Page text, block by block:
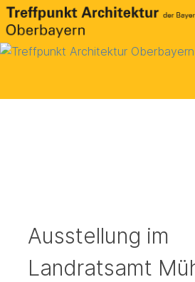
Skip
to
content
Ausstellung im
Landratsamt